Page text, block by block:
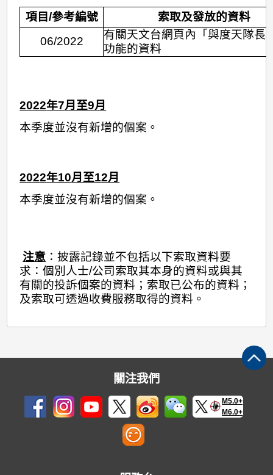
項目/參考編號
索取及發放的資料
06/2022
有關天文台網頁內「與度天隊長
功能的資料
2022年7月至9月
本季度並沒有新增的個案。
2022年10月至12月
本季度並沒有新增的個案。
注意 ：披露記錄並不包括以下索取資料要
求：個別人士/公司索取其本身的資料或與其
有關的投訴個案的資料；索取已公布的資料；
及索取可透過收費服務取得的資料。
關注我們
M5.0+
M6.0+